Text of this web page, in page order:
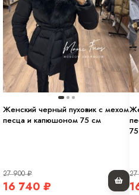
Женский черный пуховик с мехом
песца и капюшоном 75 см
27 900₽
16 740 ₽